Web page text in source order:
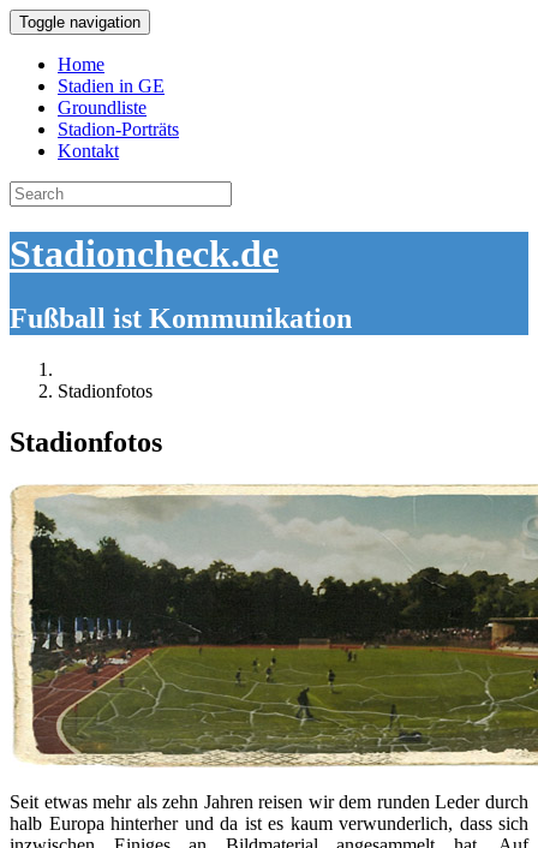
Toggle navigation
Home
Stadien in GE
Groundliste
Stadion-Porträts
Kontakt
Search
for:
Stadioncheck.de
Fußball ist Kommunikation
Stadionfotos
Stadionfotos
Seit etwas mehr als zehn Jahren reisen wir dem runden Leder durch
halb Europa hinterher und da ist es kaum verwunderlich, dass sich